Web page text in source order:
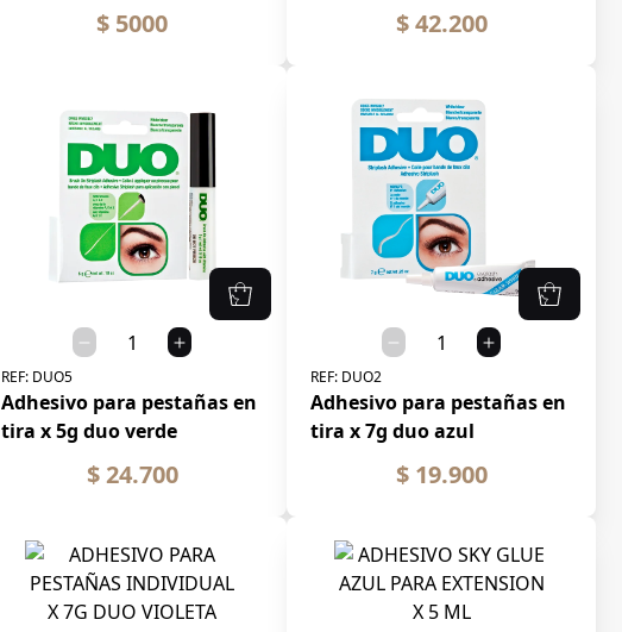
$ 5000 $ 42.200
REF: DUO5
Adhesivo para pestañas en
tira x 5g duo verde
$ 24.700
REF: DUO2
Adhesivo para pestañas en
tira x 7g duo azul
$ 19.900